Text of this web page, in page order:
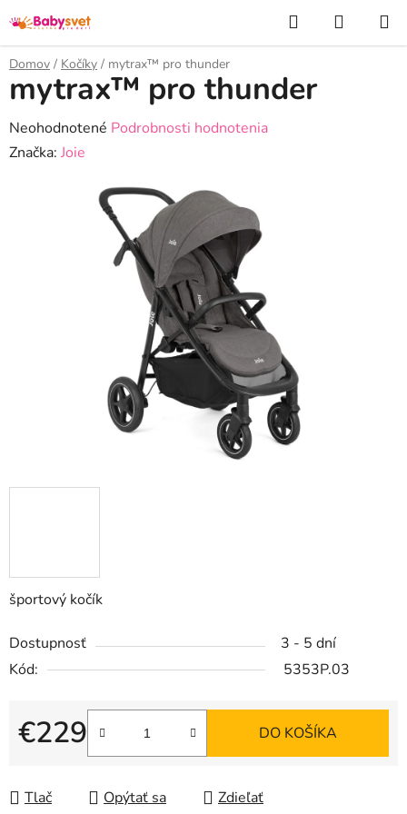
na
obsah
Hľadať
KOŠÍK
Domov / Kočíky / mytrax™ pro thunder
športový kočík
Dostupnosť
3 - 5 dní
Kód:
5353P.03
€229
Jednotková cena:
DO KOŠÍKA
Tlač Opýtať sa Zdieľať
mytrax™ pro thunder
Priemerné
hodnotenie
Neohodnotené Podrobnosti hodnotenia
Značka: Joie